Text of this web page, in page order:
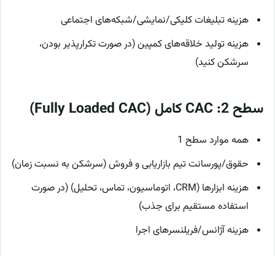
هزینه تبلیغات کلیکی/نمایشی/شبکه‌های اجتماعی
هزینه تولید خلاقه‌های کمپین (در صورت تکرارپذیر بودن،
سرشکن کنید)
سطح 2: CAC کامل (Fully Loaded CAC)
همه موارد سطح 1
حقوق/پورسانت تیم بازاریابی و فروش (سرشکن به نسبت زمان)
هزینه ابزارها (CRM، اتوماسیون، تماس، تحلیل) (در صورت
استفاده مستقیم برای جذب)
هزینه آژانس/فریلنسرهای اجرا